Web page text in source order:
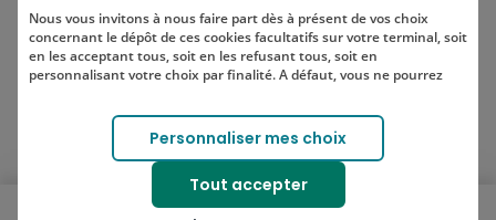
SUIVEZ-NOUS SUR LES RÉSEAUX
SOCIAUX
Lien vers le compte Instagram
Lien vers le compte TikTok
Ouvrir le menu mobile
Nous vous invitons à nous faire part dès à présent de vos choix
concernant le dépôt de ces cookies facultatifs sur votre terminal, soit
en les acceptant tous, soit en les refusant tous, soit en
personnalisant votre choix par finalité. A défaut, vous ne pourrez
Votre choix est libre et peut être modifié à tout moment, en cliquant
sur le lien "Cookies", en bas de page.
Pour en savoir plus sur les responsables de traitement et les
finalités, cliquez sur "Personnaliser mes choix".
Personnaliser mes choix
Tout accepter